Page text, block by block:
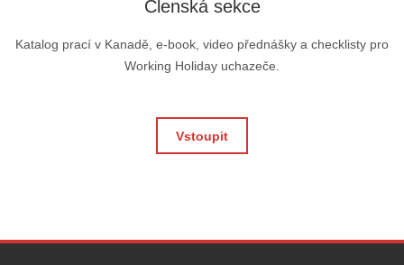
Členská sekce
Katalog prací v Kanadě, e-book, video přednášky a checklisty pro
Working Holiday uchazeče.
Vstoupit